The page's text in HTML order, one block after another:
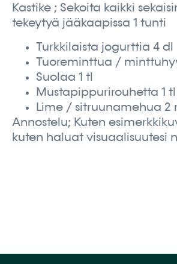
Kastike ; Sekoita kaikki
tekeytyä jääkaapissa 1 tunti
Turkkilaista jogurttia 4 dl
Tuoreminttua /
Suolaa 1 tl
Mustapippurirouhetta 1 tl
Lime / sitruunamehua 2
Annostelu; Kuten
kuten haluat visuaalisuutesi